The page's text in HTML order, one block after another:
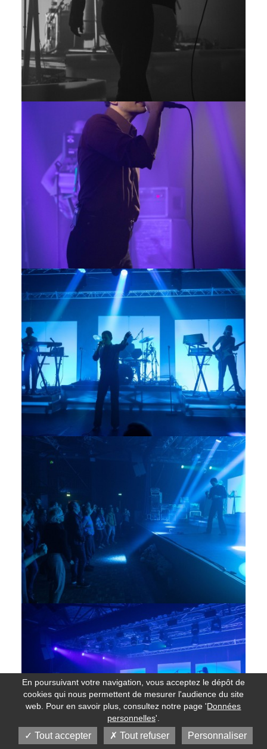
En poursuivant votre navigation, vous acceptez le dépôt de
cookies qui nous permettent de mesurer l'audience du site
web. Pour en savoir plus, consultez notre page 'Données
personnelles'.
Tout accepter Tout refuser Personnaliser